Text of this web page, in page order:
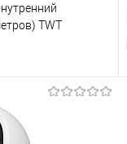
TWT